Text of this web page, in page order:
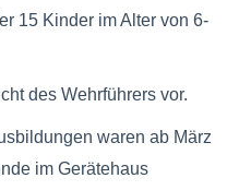
15 Kinder im Alter von 6-
des Wehrführers vor.
waren ab März
im Gerätehaus